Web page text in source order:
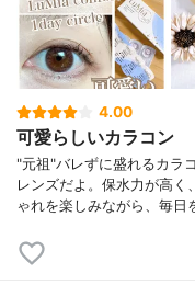
4.00
可愛らしいカラコン
"元祖"バレずに盛れるカラ
レンズだよ。保水力が高く
ゃれを楽しみながら、毎日